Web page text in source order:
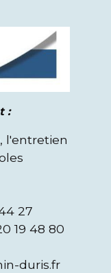
:
l'entretien
27
19 48 80
duris.fr